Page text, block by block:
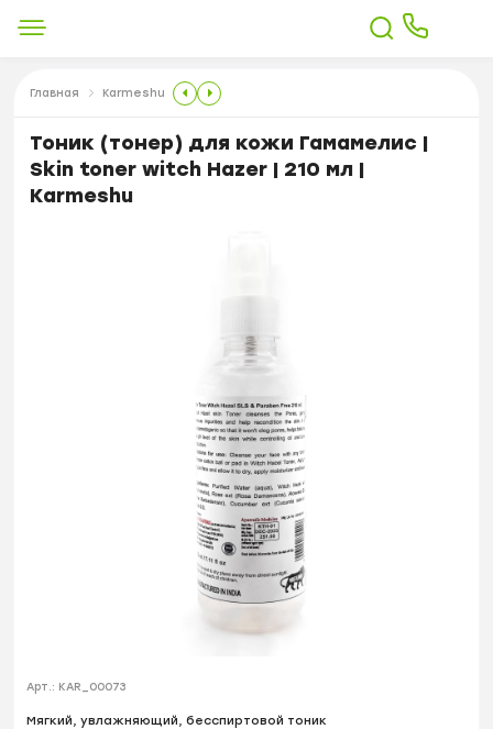
Главная Karmeshu
Тоник (тонер) для кожи Гамамелис |
Skin toner witch Hazer | 210 мл |
Karmeshu
Арт.: KAR_00073
Мягкий, увлажняющий, бесспиртовой тоник